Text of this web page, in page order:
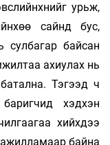
урьж,
сайнд бус,
сулбагар байсан
ахиулах нь
Тэгээд ч
хэдхэн
хийхдээ
ажилламаар байна